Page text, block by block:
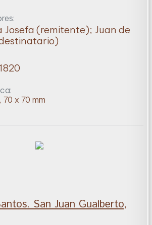
Josefa (remitente); Juan de
x 70 mm
San Juan Gualberto,